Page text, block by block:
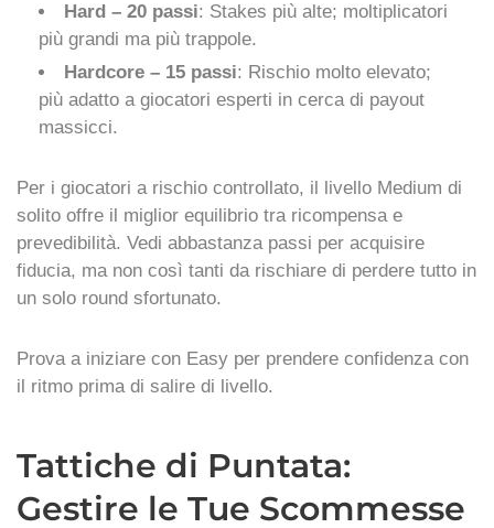
Hard – 20 passi: Stakes più alte; moltiplicatori
più grandi ma più trappole.
Hardcore – 15 passi: Rischio molto elevato;
più adatto a giocatori esperti in cerca di payout
massicci.
Per i giocatori a rischio controllato, il livello Medium di
solito offre il miglior equilibrio tra ricompensa e
prevedibilità. Vedi abbastanza passi per acquisire
fiducia, ma non così tanti da rischiare di perdere tutto in
un solo round sfortunato.
Prova a iniziare con Easy per prendere confidenza con
il ritmo prima di salire di livello.
Tattiche di Puntata:
Gestire le Tue Scommesse